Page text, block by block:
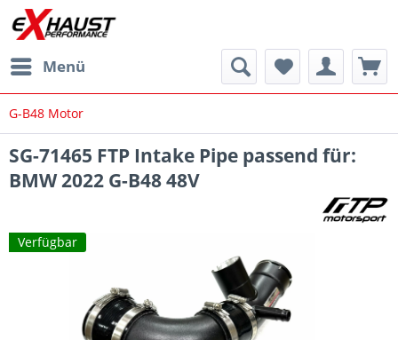
Menü
G-B48 Motor
SG-71465 FTP Intake Pipe passend für:
BMW 2022 G-B48 48V
Verfügbar